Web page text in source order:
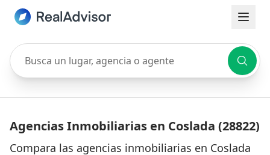
Busca un lugar, agencia o agente
Agencias Inmobiliarias en Coslada (28822)
Compara las agencias inmobiliarias en Coslada